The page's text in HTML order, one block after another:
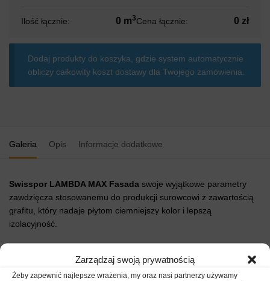
Zarządzaj swoją prywatnością
Żeby zapewnić najlepsze wrażenia, my oraz nasi partnerzy używamy
Ilość łącznie: 0 m3Cena łącznie: 0 zł
Dodaj produkty do koszyka, gdzie system automatycznie
obliczy całkowity koszt dostawy dla Twojego zamówienia.
Galeria Opis Informacje dodatkowe
Swisspor LAMBDA MAX Fasada swoje wyjątkowe parametry
zawdzięcza stosowanemu do produkcji surowcowi z zawartością
grafitu, który nadaje płytom ciemniejszy kolor i lepszą
izolacyjność.
izolacja cieplna obiektów, gdzie ze względów